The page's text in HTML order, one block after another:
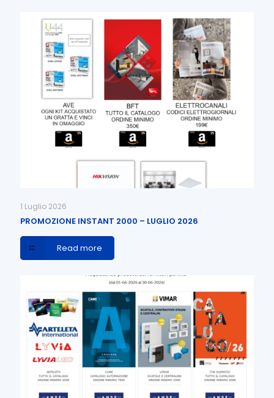
1 Luglio 2026
PROMOZIONE INSTANT 2000 – LUGLIO 2026
Read more